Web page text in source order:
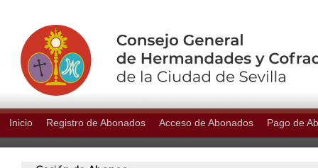
Inicio Registro de Abonados Acceso de Abonados Pago de